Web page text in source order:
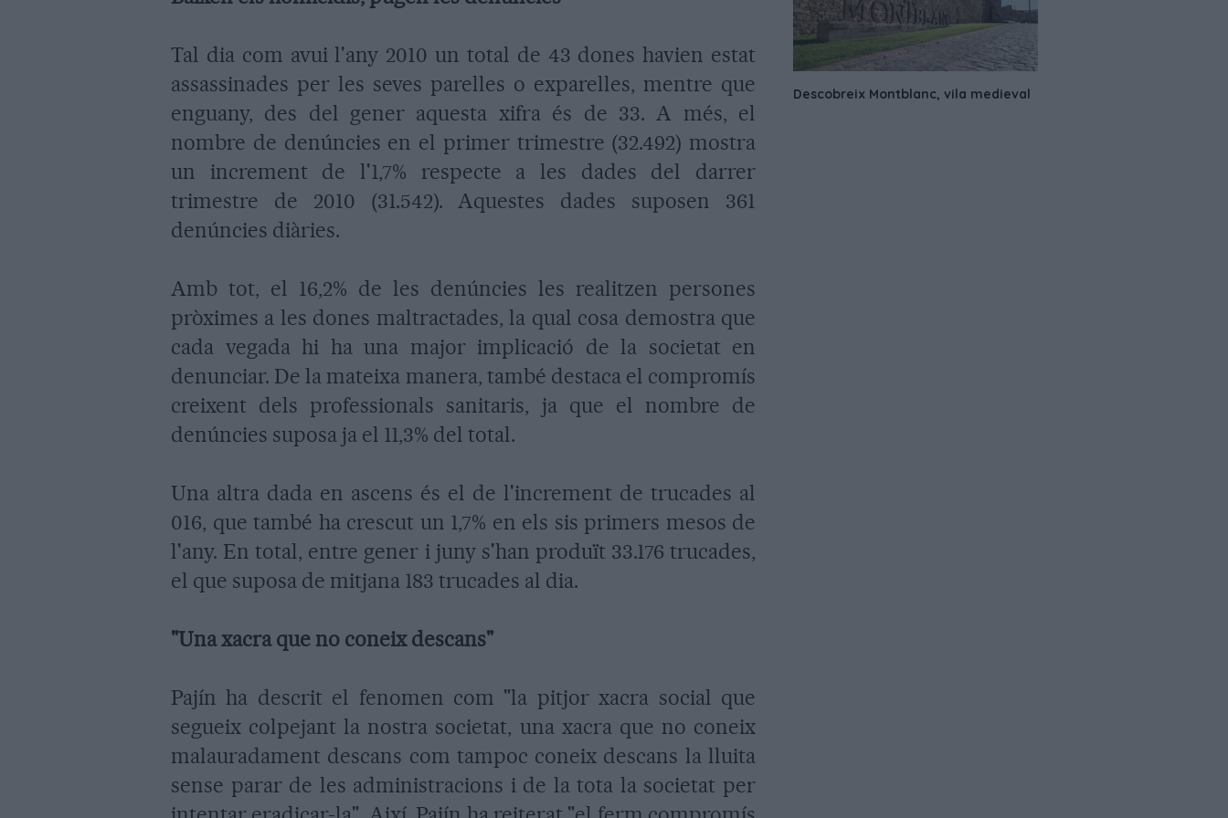
Tal dia com avui l'any 2010 un total de 43 dones havien estat
assassinades per les seves parelles o exparelles, mentre que
enguany, des del gener aquesta xifra és de 33. A més, el
nombre de denúncies en el primer trimestre (32.492) mostra
un increment de l'1,7% respecte a les dades del darrer
trimestre de 2010 (31.542). Aquestes dades suposen 361
denúncies diàries.
Amb tot, el 16,2% de les denúncies les realitzen persones
pròximes a les dones maltractades, la qual cosa demostra que
cada vegada hi ha una major implicació de la societat en
denunciar. De la mateixa manera, també destaca el compromís
creixent dels professionals sanitaris, ja que el nombre de
denúncies suposa ja el 11,3% del total.
Una altra dada en ascens és el de l'increment de trucades al
016, que també ha crescut un 1,7% en els sis primers mesos de
l'any. En total, entre gener i juny s'han produït 33.176 trucades,
el que suposa de mitjana 183 trucades al dia.
"Una xacra que no coneix descans"
Pajín ha descrit el fenomen com "la pitjor xacra social que
segueix colpejant la nostra societat, una xacra que no coneix
malauradament descans com tampoc coneix descans la lluita
sense parar de les administracions i de la tota la societat per